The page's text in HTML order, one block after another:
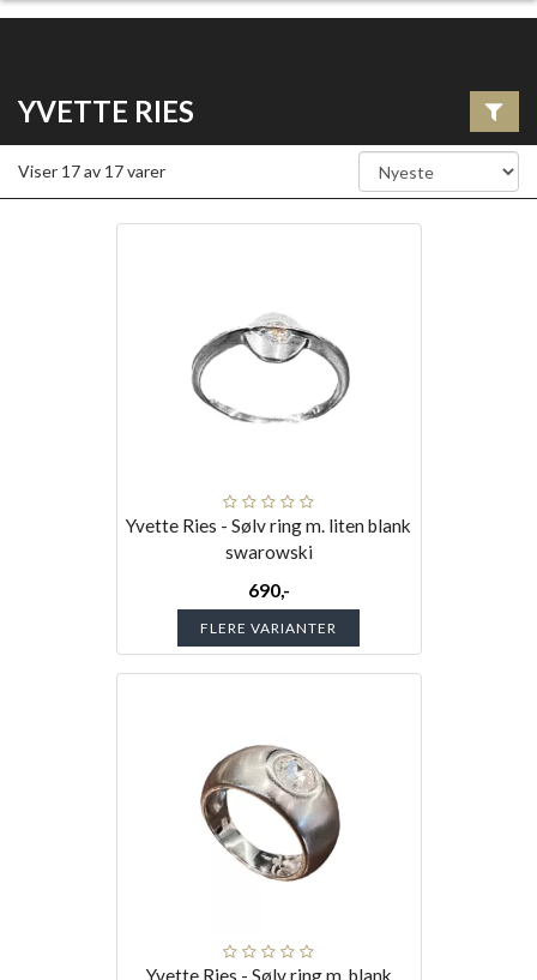
YVETTE RIES
Viser 17av 17varer
Yvette Ries - Sølv ring m. liten blank
swarowski
690,-
FLERE VARIANTER
Yvette Ries - Sølv ring m. blank